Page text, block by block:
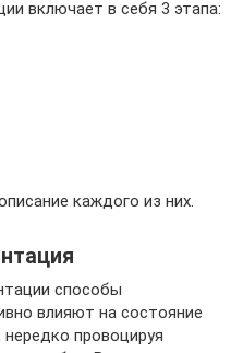
включает в себя 3 этапа:
каждого из них.
способы
влияют на состояние
провоцируя